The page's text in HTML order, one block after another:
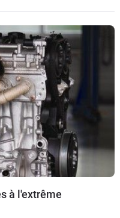
à l'extrême